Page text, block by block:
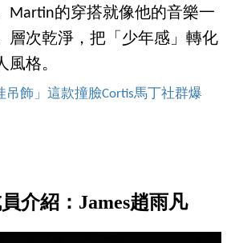
Martin的穿搭就像他的音樂一
層次乾淨，把「少年感」轉化
風格。
吊飾」這款撞臉Cortis馬丁社群爆
介紹：James趙雨凡